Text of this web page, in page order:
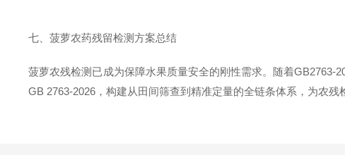
七、菠萝农药残留检测方案总结
菠萝农残检测已成为保障水果质量安全的刚性需求。随着
GB 2763-2026，构建从田间筛查到精准定量的全链条体系，为农残